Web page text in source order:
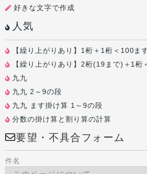
好きな文字で作成
人気
【繰り上がりあり】1桁＋1桁＜100ま
【繰り上がりあり】2桁(19まで)＋1桁
九九
九九 2～9の段
九九 ます掛け算 1～9の段
分数の掛け算と割り算の計算
要望・不具合フォーム
件名